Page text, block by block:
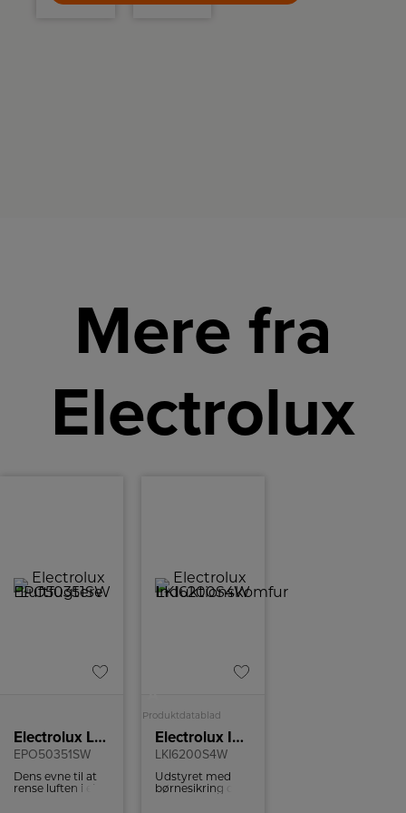
bekvemmelighed,
har
Mere fra
Electrolux
Electrolux Luftfugtere
EPO50351SW
Dens evne til at
rense luften i et
Produktdatablad
Electrolux Induktionskomfur
LKI6200S4W
Udstyret med
børnesikring og